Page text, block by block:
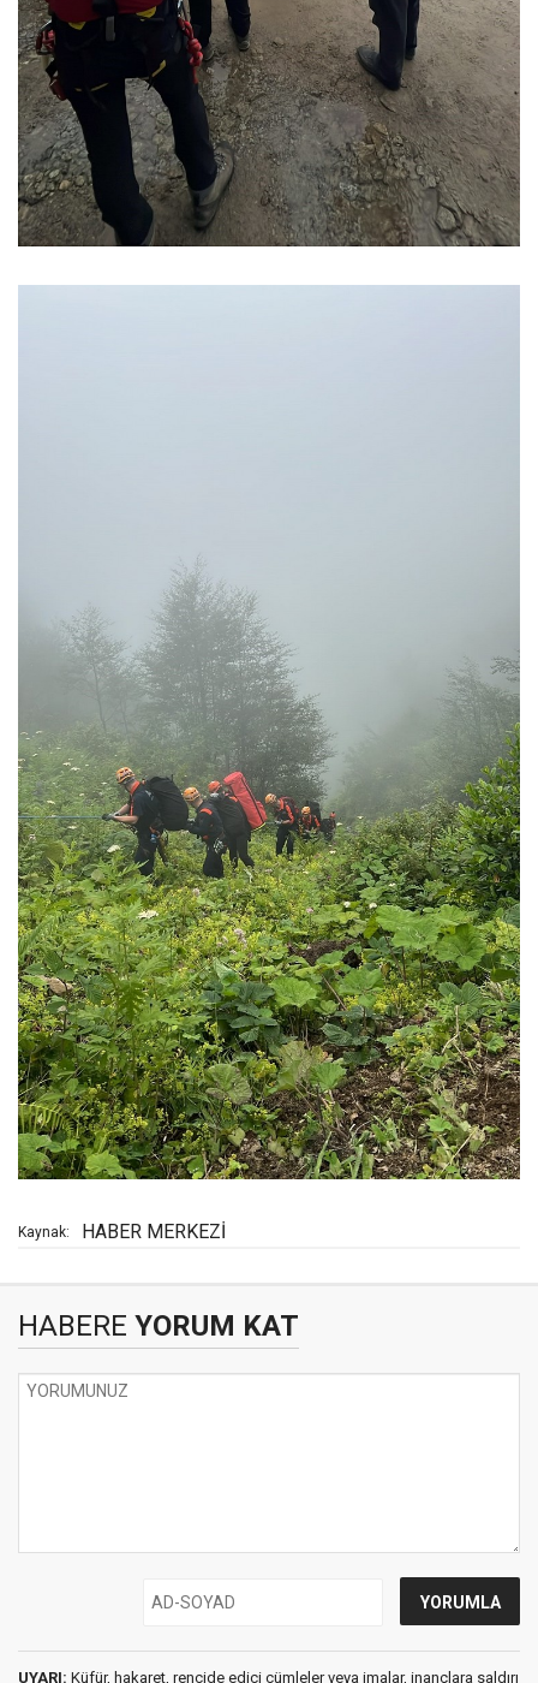
Kaynak: HABER MERKEZİ
HABERE YORUM KAT
UYARI: Küfür, hakaret, rencide edici cümleler veya imalar, inançlara saldırı